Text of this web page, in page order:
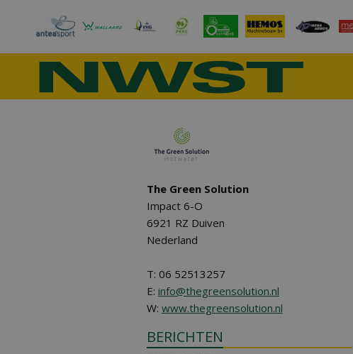
The Green Solution
Impact 6-O
6921 RZ Duiven
Nederland
T: 06 52513257
E: info@thegreensolution.nl
W: www.thegreensolution.nl
BERICHTEN